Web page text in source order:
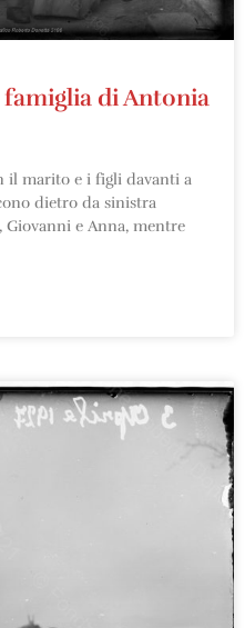
di Antonia
il marito e i figli davanti a
dietro da sinistra
Giovanni e Anna, mentre